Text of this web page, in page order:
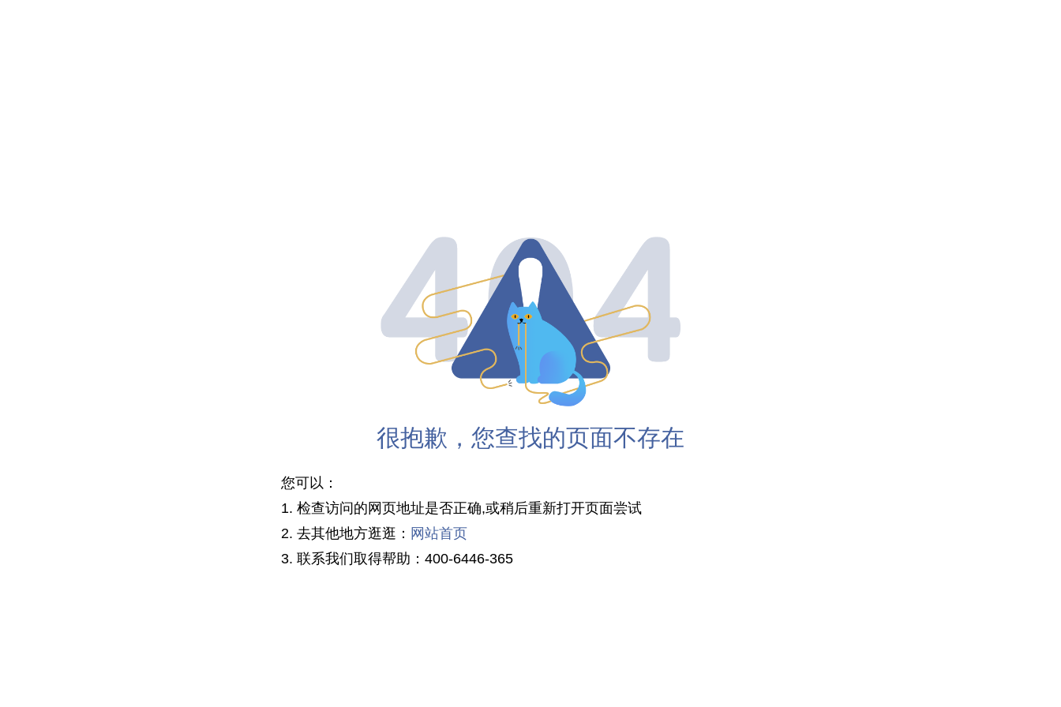
很抱歉，您查找的页面不存在
您可以：
1. 检查访问的网页地址是否正确,或稍后重新打开页面尝试
2. 去其他地方逛逛： 网站首页
3. 联系我们取得帮助：400-6446-365